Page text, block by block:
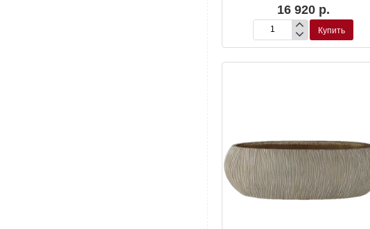
16 920 р.
Кашпо
Baq
Polystone
Купить